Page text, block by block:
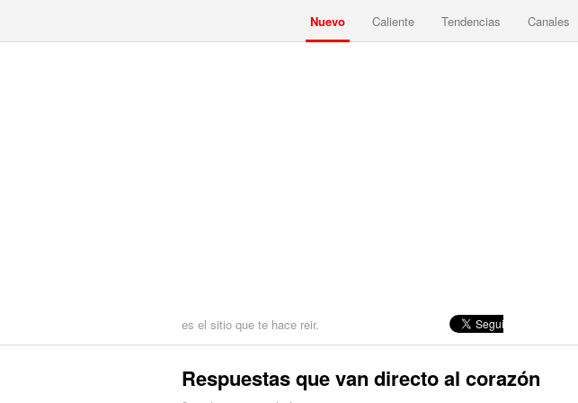
Nuevo Caliente Tendencias Canales
es el sitio que te hace reir.
Respuestas que van directo al corazón